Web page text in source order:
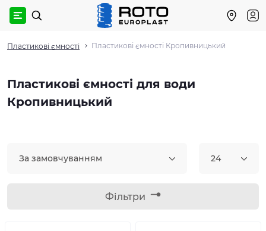
Пластикові ємності Пластикові ємності Кропивницький
Пластикові ємності для води
Кропивницький
За замовчуванням 24
Фільтри